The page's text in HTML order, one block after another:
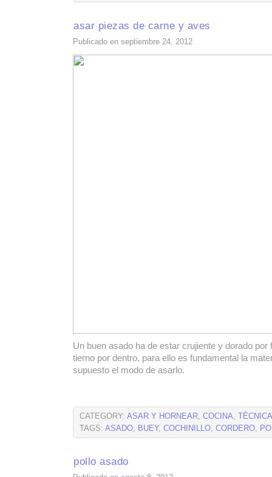
asar piezas de carne y aves
Publicado en septiembre 24, 2012
Un buen asado ha de estar crujiente y dorado por
tierno por dentro, para ello es fundamental la
supuesto el modo de asarlo.
CATEGORY: ASAR Y HORNEAR, COCINA,
TAGS: ASADO, BUEY, COCHINILLO, CORDERO,
pollo asado